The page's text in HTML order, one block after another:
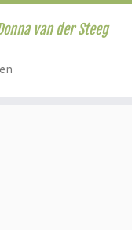
van der Steeg